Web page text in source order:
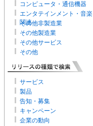
コンピュータ・通信機器
エンタテインメント・音楽
関連
その他非製造業
その他製造業
その他サービス
その他
サービス
製品
告知・募集
キャンペーン
企業の動向